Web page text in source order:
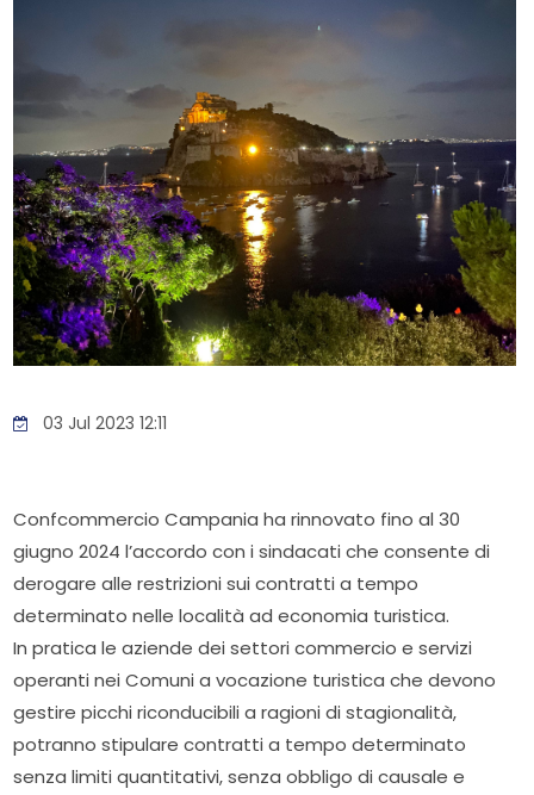
03 Jul 2023 12:11
Confcommercio Campania ha rinnovato fino al 30
giugno 2024 l’accordo con i sindacati che consente di
derogare alle restrizioni sui contratti a tempo
determinato nelle località ad economia turistica.
In pratica le aziende dei settori commercio e servizi
operanti nei Comuni a vocazione turistica che devono
gestire picchi riconducibili a ragioni di stagionalità,
potranno stipulare contratti a tempo determinato
senza limiti quantitativi, senza obbligo di causale e